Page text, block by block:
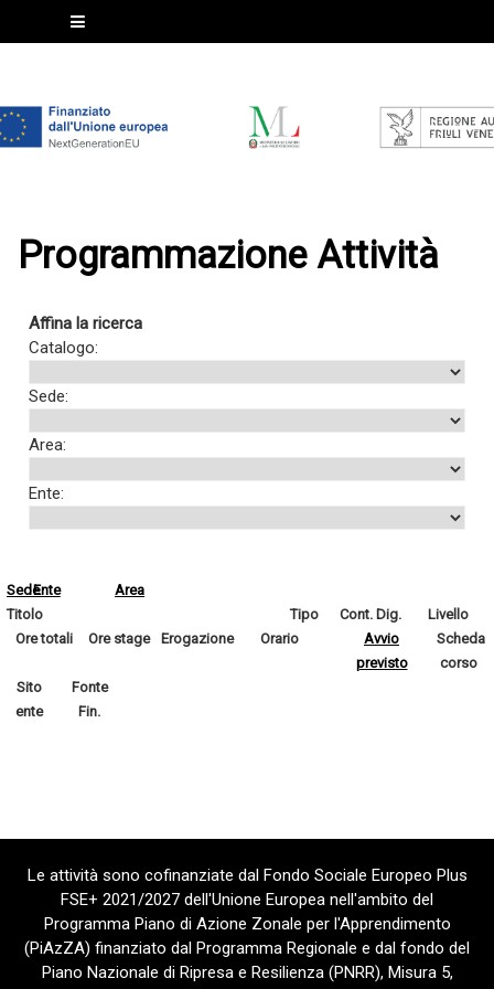
Programmazione Attività
Affina la ricerca
Catalogo:
Sede:
Area:
Ente:
SedeEnte
Area
Titolo
Tipo Cont. Dig.
Livello
Ore totali
Ore stage Erogazione Orario
Avvio
previsto
Scheda
corso
Sito
ente
Fonte
Fin.
Le attività sono cofinanziate dal Fondo Sociale Europeo Plus
FSE+ 2021/2027 dell'Unione Europea nell'ambito del
Programma Piano di Azione Zonale per l'Apprendimento
(PiAzZA) finanziato dal Programma Regionale e dal fondo del
Piano Nazionale di Ripresa e Resilienza (PNRR), Misura 5,